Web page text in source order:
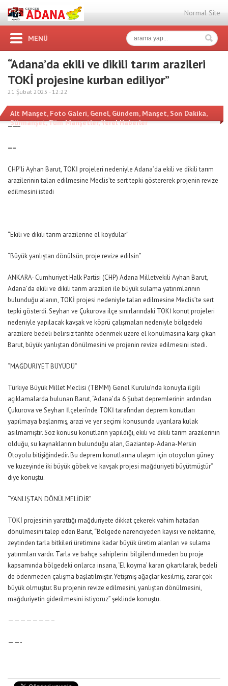
Normal Site
MENÜ
“Adana’da ekili ve dikili tarım arazileri
TOKİ projesine kurban ediliyor”
21 Şubat 2025 - 12:22
Alt Manşet, Foto Galeri, Genel, Gündem, Manşet, Son Dakika,
Sürmanşet,Tüm Manşetler,Yerel Haberler
——–
—–
CHP’li Ayhan Barut, TOKİ projeleri nedeniyle Adana’da ekili ve dikili tarım
arazilerinin talan edilmesine Meclis’te sert tepki göstererek projenin revize
edilmesini istedi
“Ekili ve dikili tarım arazilerine el koydular”
“Büyük yanlıştan dönülsün, proje revize edilsin”
ANKARA- Cumhuriyet Halk Partisi (CHP) Adana Milletvekili Ayhan Barut,
Adana’da ekili ve dikili tarım arazileri ile büyük sulama yatırımlarının
bulunduğu alanın, TOKİ projesi nedeniyle talan edilmesine Meclis’te sert
tepki gösterdi. Seyhan ve Çukurova ilçe sınırlarındaki TOKİ konut projeleri
nedeniyle yapılacak kavşak ve köprü çalışmaları nedeniyle bölgedeki
arazilere bedeli belirsiz tarihte ödenmek üzere el konulmasına karşı çıkan
Barut, büyük yanlıştan dönülmesini ve projenin revize edilmesini istedi.
“MAĞDURİYET BÜYÜDÜ”
Türkiye Büyük Millet Meclisi (TBMM) Genel Kurulu’nda konuyla ilgili
açıklamalarda bulunan Barut, “Adana’da 6 Şubat depremlerinin ardından
Çukurova ve Seyhan İlçeleri’nde TOKİ tarafından deprem konutları
yapılmaya başlanmış, arazi ve yer seçimi konusunda uyarılara kulak
asılmamıştır. Söz konusu konutların yapıldığı, ekili ve dikili tarım arazilerinin
olduğu, su kaynaklarının bulunduğu alan, Gaziantep-Adana-Mersin
Otoyolu bitişiğindedir. Bu deprem konutlarına ulaşım için otoyolun güney
ve kuzeyinde iki büyük göbek ve kavşak projesi mağduriyeti büyütmüştür”
diye konuştu.
“YANLIŞTAN DÖNÜLMELİDİR”
TOKİ projesinin yarattığı mağduriyete dikkat çekerek vahim hatadan
dönülmesini talep eden Barut, “Bölgede narenciyeden kayısı ve nektarine,
zeytinden tarla bitkileri üretimine kadar büyük üretim alanları ve sulama
yatırımları vardır. Tarla ve bahçe sahiplerini bilgilendirmeden bu proje
kapsamında bölgedeki onlarca insana, ‘El koyma’ kararı çıkartılarak, bedeli
de ödenmeden çalışma başlatılmıştır. Yetişmiş ağaçlar kesilmiş, zarar çok
büyük olmuştur. Bu projenin revize edilmesini, yanlıştan dönülmesini,
mağduriyetin giderilmesini istiyoruz” şeklinde konuştu.
———————–
——-